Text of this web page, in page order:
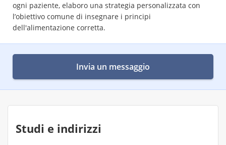
ogni paziente, elaboro una strategia personalizzata con
l’obiettivo comune di insegnare i principi
dell'alimentazione corretta.
Invia un messaggio
Studi e indirizzi